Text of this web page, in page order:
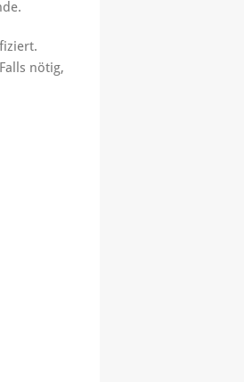
nötig,